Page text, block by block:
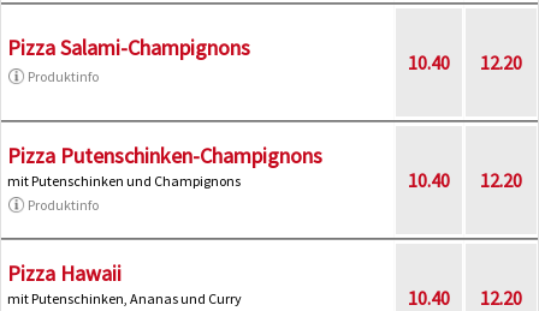
Pizza Salami-Champignons
Produktinfo
10.40 12.20
Pizza Putenschinken-Champignons
mit Putenschinken und Champignons
Produktinfo
10.40 12.20
Pizza Hawaii
mit Putenschinken, Ananas und Curry
10.40 12.20